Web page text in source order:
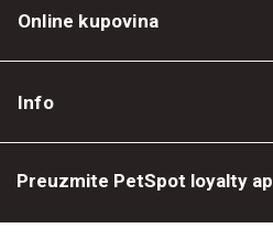
Online kupovina
Info
Preuzmite PetSpot loyalty